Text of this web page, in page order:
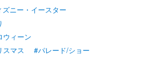
ズニー・イースター
ウィーン
スマス
#パレード/ショー